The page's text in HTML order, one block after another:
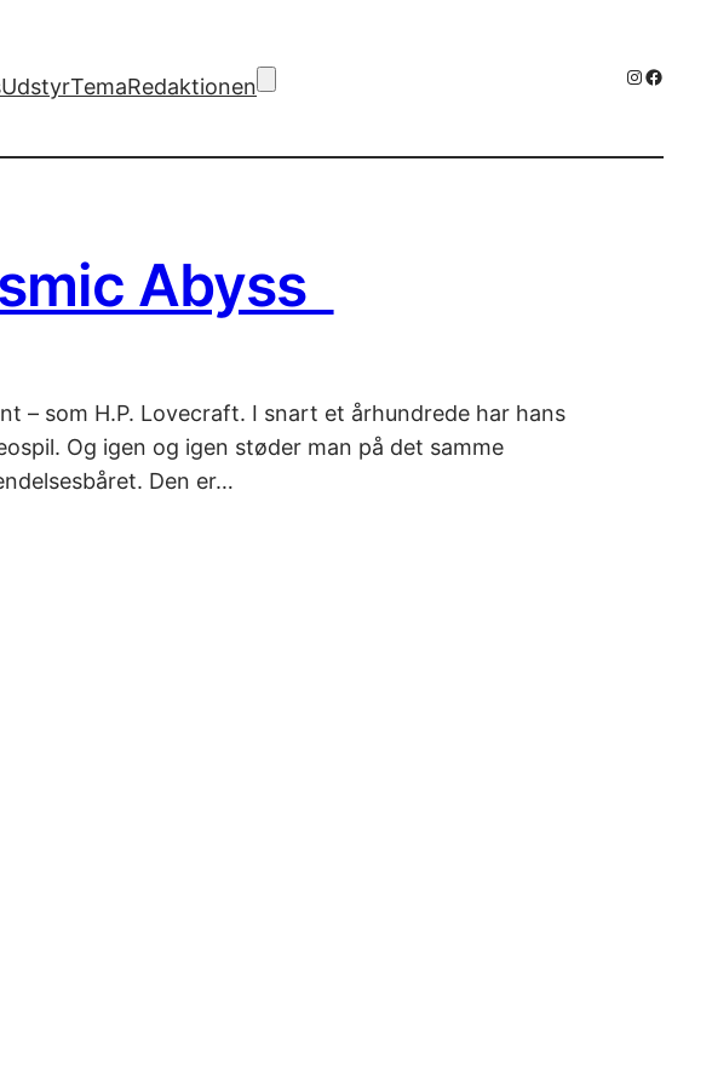
UdstyrTemaRedaktionen
Abyss
– som H.P. Lovecraft. I snart et århundrede har hans
Og igen og igen støder man på det samme
Den er…